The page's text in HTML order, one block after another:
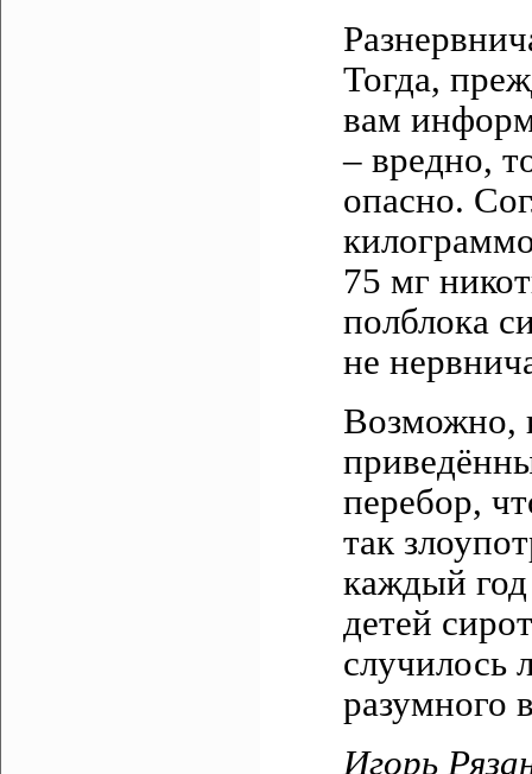
Тогда,
вам
– вредно,
опасно.
75 мг
полблока
не
Возможно,
перебор,
так
каждый год
детей
случилось
разумного
Игорь